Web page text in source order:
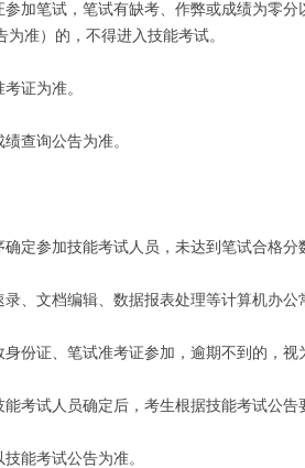
加笔试，笔试有缺考、作弊或成绩为零
准）的，不得进入技能考试。
证为准。
查询公告为准。
定参加技能考试人员，未达到笔试合格分
、文档编辑、数据报表处理等计算机办公
份证、笔试准考证参加，逾期不到的，视
考试人员确定后，考生根据技能考试公告
能考试公告为准。